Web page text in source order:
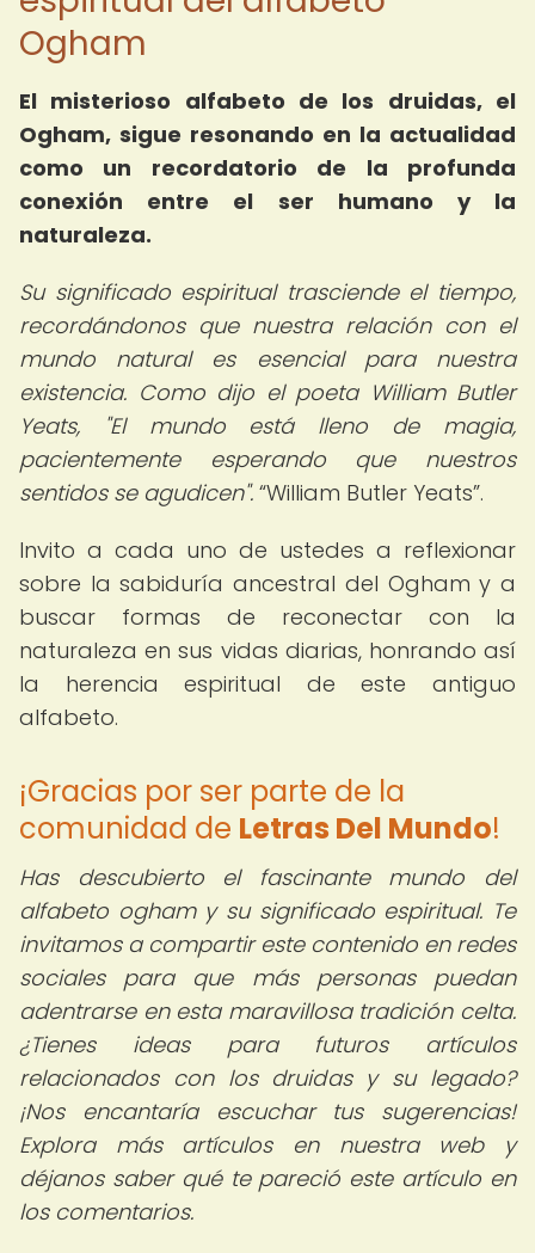
Ogham
El misterioso alfabeto de los druidas, el
Ogham, sigue resonando en la actualidad
como un recordatorio de la profunda
conexión entre el ser humano y la
naturaleza.
Su significado espiritual trasciende el tiempo,
recordándonos que nuestra relación con el
mundo natural es esencial para nuestra
existencia. Como dijo el poeta William Butler
Yeats, "El mundo está lleno de magia,
pacientemente esperando que nuestros
sentidos se agudicen". William Butler Yeats .
Invito a cada uno de ustedes a reflexionar
sobre la sabiduría ancestral del Ogham y a
buscar formas de reconectar con la
naturaleza en sus vidas diarias, honrando así
la herencia espiritual de este antiguo
alfabeto.
¡Gracias por ser parte de la
comunidad de Letras Del Mundo!
Has descubierto el fascinante mundo del
alfabeto ogham y su significado espiritual. Te
invitamos a compartir este contenido en redes
sociales para que más personas puedan
adentrarse en esta maravillosa tradición celta.
¿Tienes ideas para futuros artículos
relacionados con los druidas y su legado?
¡Nos encantaría escuchar tus sugerencias!
Explora más artículos en nuestra web y
déjanos saber qué te pareció este artículo en
los comentarios.